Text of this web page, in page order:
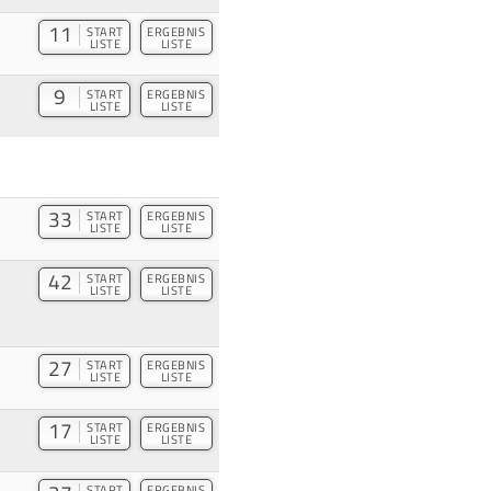
11 START
LISTE
ERGEBNIS
LISTE
9 START
LISTE
ERGEBNIS
LISTE
33 START
LISTE
ERGEBNIS
LISTE
42 START
LISTE
ERGEBNIS
LISTE
27 START
LISTE
ERGEBNIS
LISTE
17 START
LISTE
ERGEBNIS
LISTE